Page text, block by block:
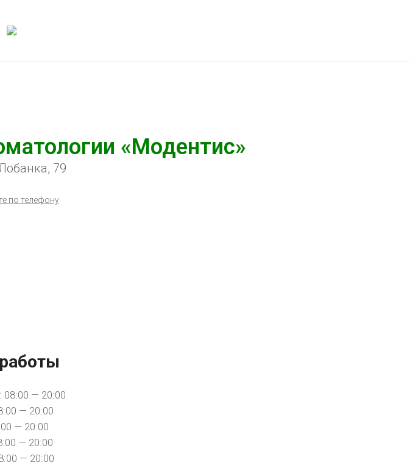
«Модентис»
79
по телефону
08:00 — 20:00
— 20:00
— 20:00
— 20:00
— 20:00